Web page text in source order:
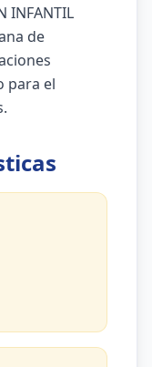
INFANTIL
de
para el